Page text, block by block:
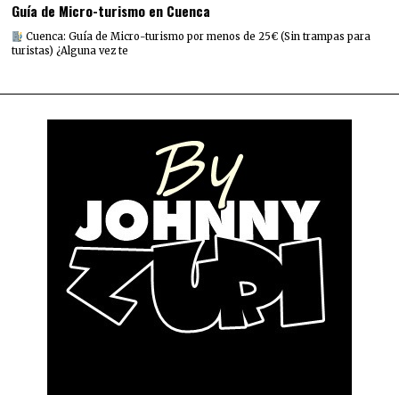
Guía de Micro-turismo en Cuenca
Cuenca: Guía de Micro-turismo por menos de 25€ (Sin trampas para
turistas) ¿Alguna vez te